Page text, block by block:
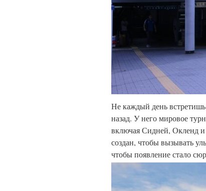
Не каждый день
назад. У него мировое
включая Сидней, Окленд
создан, чтобы вызывать
чтобы появление стало